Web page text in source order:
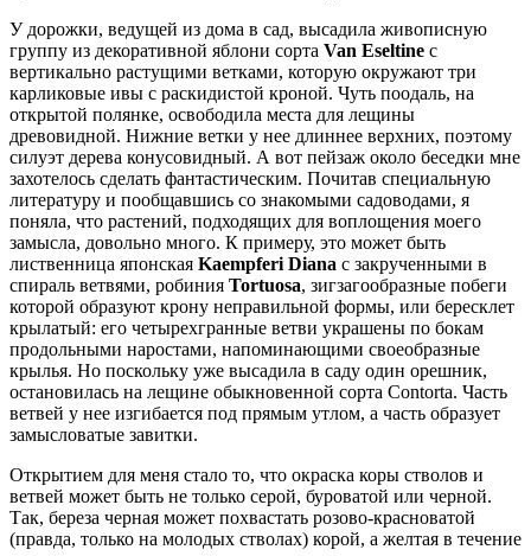
У дорожки, ведущей из дома в сад, высадила живописную
группу из декоративной яблони сорта Van Eseltine с
вертикально растущими ветками, которую окружают три
карликовые ивы с раскидистой кроной. Чуть поодаль, на
открытой полянке, освободила места для лещины
древовидной. Нижние ветки у нее длиннее верхних, поэтому
силуэт дерева конусовидный. А вот пейзаж около беседки мне
захотелось сделать фантастическим. Почитав специальную
литературу и пообщавшись со знакомыми садоводами, я
поняла, что растений, подходящих для воплощения моего
замысла, довольно много. К примеру, это может быть
лиственница японская Kaempferi Diana с закрученными в
спираль ветвями, робиния Tortuosa, зигзагообразные побеги
которой образуют крону неправильной формы, или бересклет
крылатый: его четырехгранные ветви украшены по бокам
продольными наростами, напоминающими своеобразные
крылья. Но поскольку уже высадила в саду один орешник,
остановилась на лещине обыкновенной сорта Contorta. Часть
ветвей у нее изгибается под прямым утлом, а часть образует
замысловатые завитки.
Открытием для меня стало то, что окраска коры стволов и
ветвей может быть не только серой, буроватой или черной.
Так, береза черная может похвастать розово-красноватой
(правда, только на молодых стволах) корой, а желтая в течение